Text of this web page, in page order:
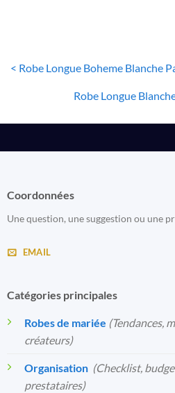
< Robe Longue Boheme Blanche
Robe Longue
Coordonnées
Une question, une suggestion ou une
EMAIL
Catégories principales
Robes de mariée (Tendances,
créateurs)
Organisation️ (Checklist,
prestataires)